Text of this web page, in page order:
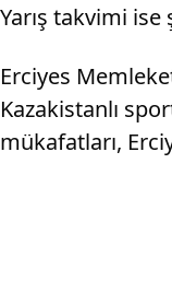
Yarış takvimi
Erciyes
Kazakistanlı
mükafatları,